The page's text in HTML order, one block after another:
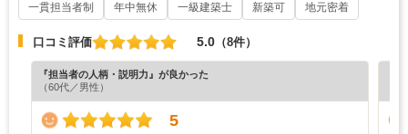
一貫担当者制
年中無休 一級建築士 新築可 地元密着
口コミ評価 5.0 （8件）
『担当者の人柄・説明力』が良かった
（60代／男性）
5